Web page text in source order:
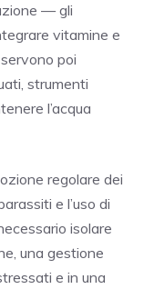
— gli
vitamine e
poi
strumenti
l’acqua
regolare dei
e l’uso di
isolare
una gestione
e in una